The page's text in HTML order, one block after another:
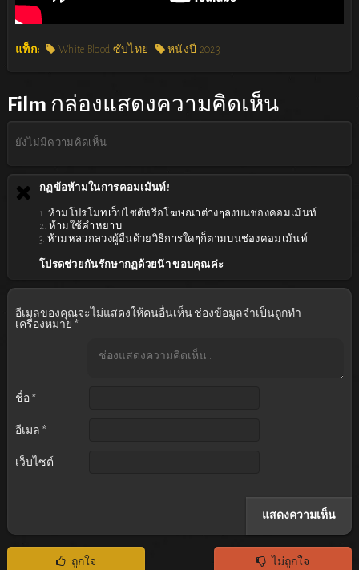
แท็ก: White Blood ซับไทย หนังปี 2023
Film กล่องแสดงความคิดเห็น
ยังไม่มีความคิดเห็น
กฏข้อห้ามในการคอมเม้นท์!
1. ห้ามโปรโมทเว็บไซต์หรือโฆษณาต่างๆลงบนช่องคอมเม้นท์
2. ห้ามใช้คำหยาบ
3. ห้ามหลวกลวงผู้อื่นด้วยวิธีการใดๆก็ตามบนช่องคอมเม้นท์
โปรดช่วยกันรักษากฏด้วยน๊า ขอบคุณค่ะ
อีเมลของคุณจะไม่แสดงให้คนอื่นเห็น ช่องข้อมูลจำเป็นถูกทำ
เครื่องหมาย *
ชื่อ *
อีเมล *
เว็บไซต์
ถูกใจ ไม่ถูกใจ